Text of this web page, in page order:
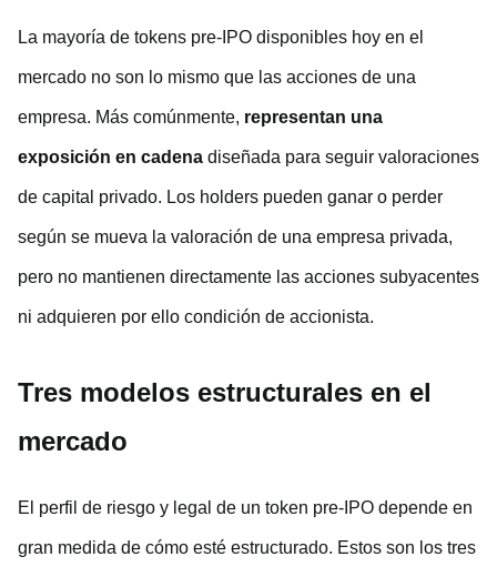
La mayoría de tokens pre-IPO disponibles hoy en el
mercado no son lo mismo que las acciones de una
empresa. Más comúnmente, representan una
exposición en cadena diseñada para seguir valoraciones
de capital privado. Los holders pueden ganar o perder
según se mueva la valoración de una empresa privada,
pero no mantienen directamente las acciones subyacentes
ni adquieren por ello condición de accionista.
Tres modelos estructurales en el
mercado
El perfil de riesgo y legal de un token pre-IPO depende en
gran medida de cómo esté estructurado. Estos son los tres